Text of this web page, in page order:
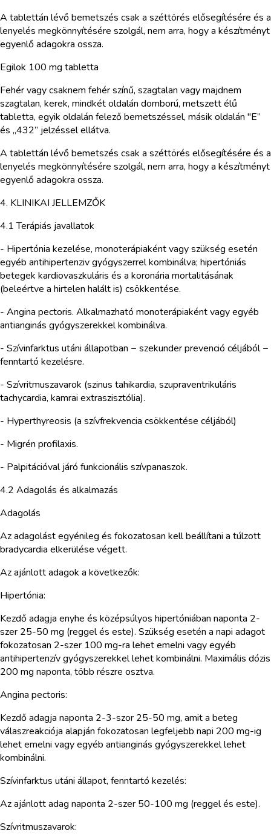
A tablettán lévő bemetszés csak a széttörés elősegítésére és a
lenyelés megkönnyítésére szolgál, nem arra, hogy a készítményt
egyenlő adagokra ossza.
Egilok 100 mg tabletta
Fehér vagy csaknem fehér színű, szagtalan vagy majdnem
szagtalan, kerek, mindkét oldalán domború, metszett élű
tabletta, egyik oldalán felező bemetszéssel, másik oldalán "E”
és „432” jelzéssel ellátva.
A tablettán lévő bemetszés csak a széttörés elősegítésére és a
lenyelés megkönnyítésére szolgál, nem arra, hogy a készítményt
egyenlő adagokra ossza.
4. KLINIKAI JELLEMZŐK
4.1 Terápiás javallatok
- Hipertónia kezelése, monoterápiaként vagy szükség esetén
egyéb antihipertenziv gyógyszerrel kombinálva; hipertóniás
betegek kardiovaszkuláris és a koronária mortalitásának
(beleértve a hirtelen halált is) csökkentése.
- Angina pectoris. Alkalmazható monoterápiaként vagy egyéb
antianginás gyógyszerekkel kombinálva.
- Szívinfarktus utáni állapotban − szekunder prevenció céljából −
fenntartó kezelésre.
- Szívritmuszavarok (szinus tahikardia, szupraventrikuláris
tachycardia, kamrai extraszisztólia).
- Hyperthyreosis (a szívfrekvencia csökkentése céljából)
- Migrén profilaxis.
- Palpitációval járó funkcionális szívpanaszok.
4.2 Adagolás és alkalmazás
Adagolás
Az adagolást egyénileg és fokozatosan kell beállítani a túlzott
bradycardia elkerülése végett.
Az ajánlott adagok a következők:
Hipertónia:
Kezdő adagja enyhe és középsúlyos hipertóniában naponta 2-
szer 25-50 mg (reggel és este). Szükség esetén a napi adagot
fokozatosan 2-szer 100 mg-ra lehet emelni vagy egyéb
antihipertenzív gyógyszerekkel lehet kombinálni. Maximális dózis
200 mg naponta, több részre osztva.
Angina pectoris:
Kezdő adagja naponta 2-3-szor 25-50 mg, amit a beteg
válaszreakciója alapján fokozatosan legfeljebb napi 200 mg-ig
lehet emelni vagy egyéb antianginás gyógyszerekkel lehet
kombinálni.
Szívinfarktus utáni állapot, fenntartó kezelés:
Az ajánlott adag naponta 2-szer 50-100 mg (reggel és este).
Szívritmuszavarok: